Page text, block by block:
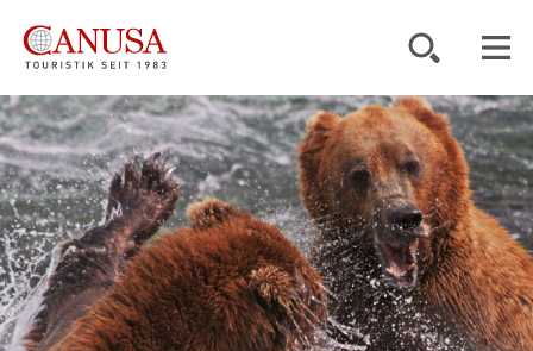
Reiseziele
Reisearten
Inspiration
Service